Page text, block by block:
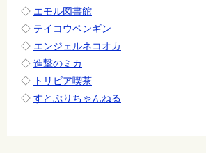
◇ エモル図書館
◇ テイコウペンギン
◇ エンジェルネコオカ
◇ 進撃のミカ
◇ トリビア喫茶
◇ すとぷりちゃんねる